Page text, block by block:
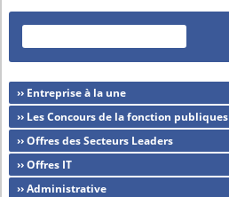
›› Entreprise à la une
›› Les Concours de la fonction publiques
›› Offres des Secteurs Leaders
›› Offres IT
›› Administrative